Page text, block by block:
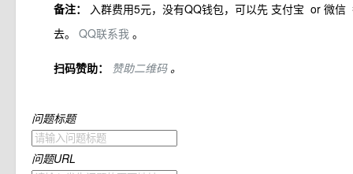
备注： 入群费用5元，没有QQ钱包，可以先 支付宝 or 微信
去。 QQ联系我 。
扫码赞助： 赞助二维码 。
问题标题
问题URL